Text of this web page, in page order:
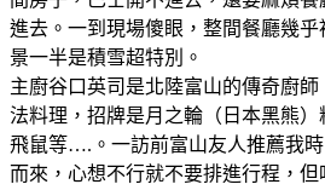
進去。一到現場傻眼，整間餐廳幾
景一半是積雪超特別。
主廚谷口英司是北陸富山的傳奇廚師
法料理，招牌是月之輪（日本黑熊）
飛鼠等….。一訪前富山友人推薦我
而來，心想不行就不要排進行程，